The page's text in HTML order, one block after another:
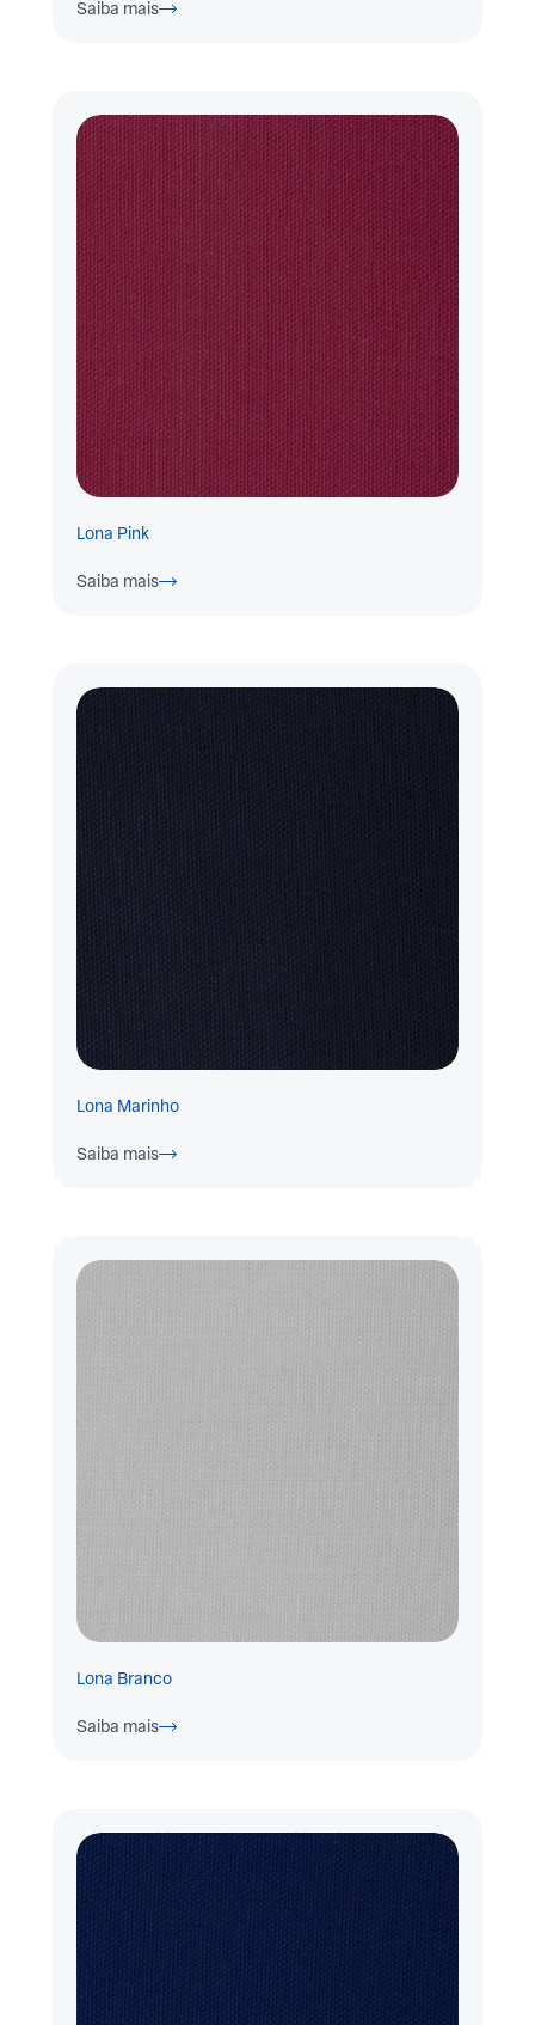
Saiba mais
Lona Pink
Saiba mais
Lona Marinho
Saiba mais
Lona Branco
Saiba mais